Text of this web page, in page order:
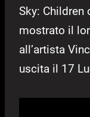
Sky: Children
mostrato il
all’artista
uscita il 17